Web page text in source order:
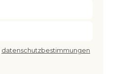
datenschutzbestimmungen